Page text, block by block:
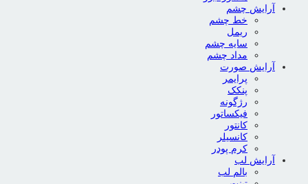
آرایش چشم
خط چشم
ریمل
سایه چشم
مداد چشم
آرایش صورت
پرایمر
پنکک
رژگونه
فیکساتور
کانتور
کانسیلر
کرم پودر
آرایش لب
بالم لب